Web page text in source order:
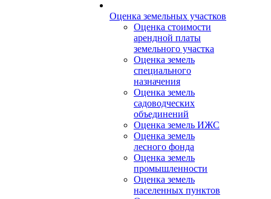
Оценка земельных участков
Оценка стоимости
арендной платы
земельного участка
Оценка земель
специального
назначения
Оценка земель
садоводческих
объединений
Оценка земель ИЖС
Оценка земель
лесного фонда
Оценка земель
промышленности
Оценка земель
населенных пунктов